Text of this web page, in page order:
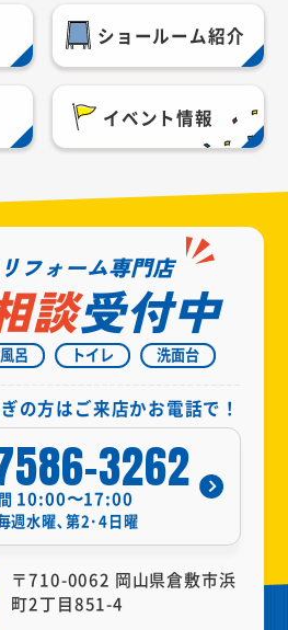
ショールーム紹介
イベント情報
フォーム専門店
談受付中
呂 トイレ 洗面台
の方はご来店かお電話で！
3262
10:00〜17:00
週水曜､第2･4日曜
〒710-0062 岡山県倉敷市浜
町2丁目851-4